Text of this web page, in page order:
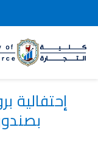
إحتفالية